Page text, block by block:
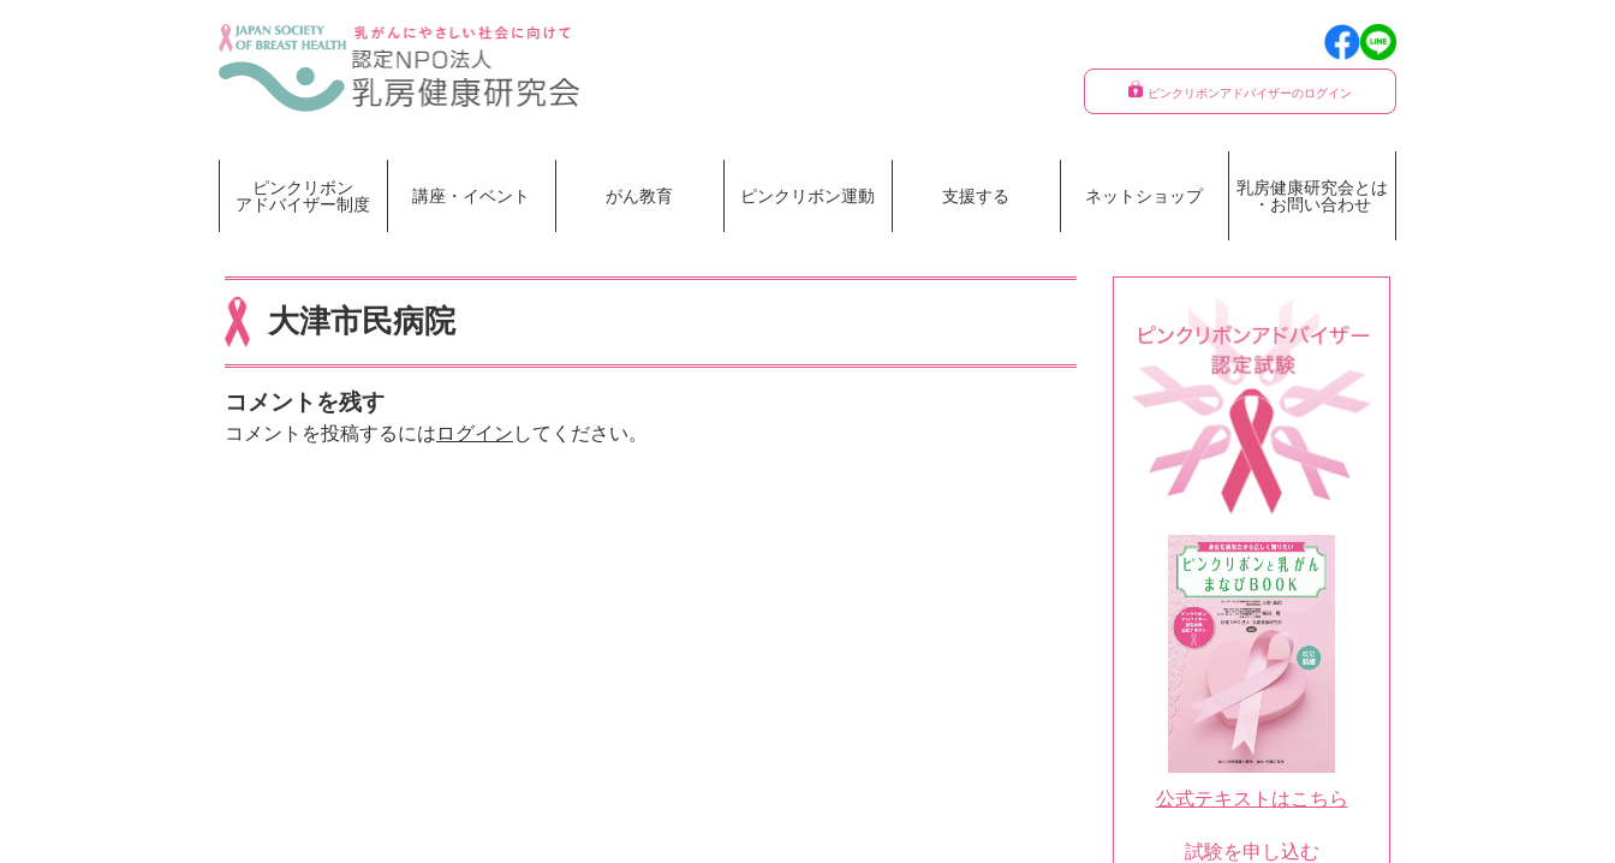
ピンクリボンアドバイザーのログイン
ピンクリボン
アドバイザー制度
講座・イベント がん教育 ピンクリボン運動 支援する ネットショップ
乳房健康研究会とは
・お問い合わせ
大津市民病院
コメントを残す
コメントを投稿するには ログイン してください。
公式テキストはこちら
試験を申し込む